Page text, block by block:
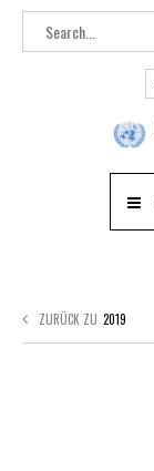
ZURÜCK ZU 2019